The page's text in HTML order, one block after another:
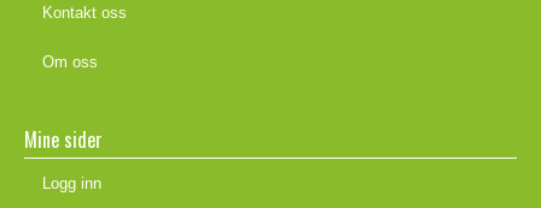
Kontakt oss
Om oss
Mine sider
Logg inn